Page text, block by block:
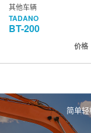
其他车辆
TADANO
BT-200
价格
简单